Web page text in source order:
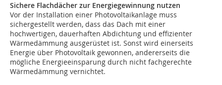
Sichere Flachdächer zur Energiegewinnung nutzen
Vor der Installation einer Photovoltaikanlage muss
sichergestellt werden, dass das Dach mit einer
hochwertigen, dauerhaften Abdichtung und effizienter
Wärmedämmung ausgerüstet ist. Sonst wird einerseits
Energie über Photovoltaik gewonnen, andererseits die
mögliche Energieeinsparung durch nicht fachgerechte
Wärmedämmung vernichtet.